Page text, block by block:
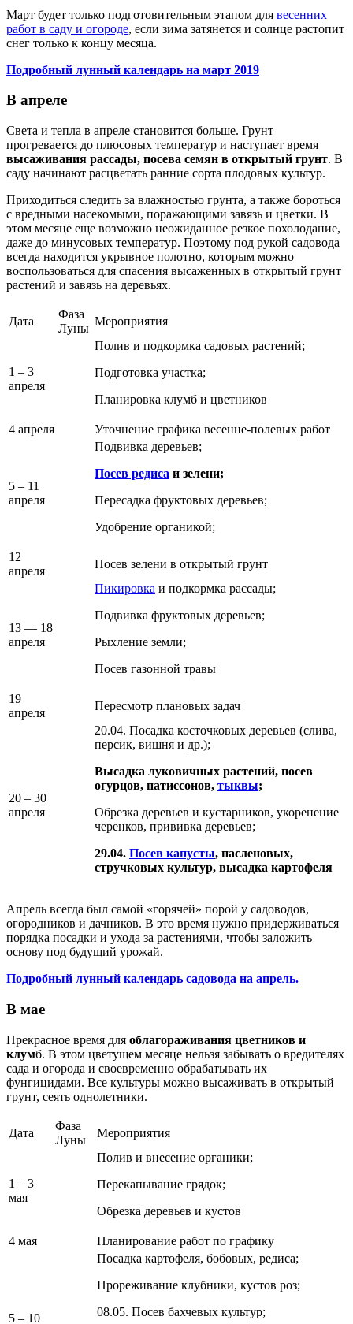
Март будет только подготовительным этапом для весенних
работ в саду и огороде, если зима затянется и солнце растопит
снег только к концу месяца.
Подробный лунный календарь на март 2019
В апреле
Света и тепла в апреле становится больше. Грунт
прогревается до плюсовых температур и наступает время
высаживания рассады, посева семян в открытый грунт. В
саду начинают расцветать ранние сорта плодовых культур.
Приходиться следить за влажностью грунта, а также бороться
с вредными насекомыми, поражающими завязь и цветки. В
этом месяце еще возможно неожиданное резкое похолодание,
даже до минусовых температур. Поэтому под рукой садовода
всегда находится укрывное полотно, которым можно
воспользоваться для спасения высаженных в открытый грунт
растений и завязь на деревьях.
Дата
Фаза
Луны
Мероприятия
1 – 3
апреля
Полив и подкормка садовых растений;
Подготовка участка;
Планировка клумб и цветников
4 апреля Уточнение графика весенне-полевых работ
5 – 11
апреля
Подвивка деревьев;
Посев редиса и зелени;
Пересадка фруктовых деревьев;
Удобрение органикой;
12
апреля
Посев зелени в открытый грунт
13 — 18
апреля
Пикировка и подкормка рассады;
Подвивка фруктовых деревьев;
Рыхление земли;
Посев газонной травы
19
апреля
Пересмотр плановых задач
20 – 30
апреля
20.04. Посадка косточковых деревьев (слива,
персик, вишня и др.);
Высадка луковичных растений, посев
огурцов, патиссонов, тыквы;
Обрезка деревьев и кустарников, укоренение
черенков, прививка деревьев;
29.04. Посев капусты, пасленовых,
стручковых культур, высадка картофеля
Апрель всегда был самой «горячей» порой у садоводов,
огородников и дачников. В это время нужно придерживаться
порядка посадки и ухода за растениями, чтобы заложить
основу под будущий урожай.
Подробный лунный календарь садовода на апрель.
В мае
Прекрасное время для облагораживания цветников и
клумб. В этом цветущем месяце нельзя забывать о вредителях
сада и огорода и своевременно обрабатывать их
фунгицидами. Все культуры можно высаживать в открытый
грунт, сеять однолетники.
Дата
Фаза
Луны
Мероприятия
1 – 3
мая
Полив и внесение органики;
Перекапывание грядок;
Обрезка деревьев и кустов
4 мая Планирование работ по графику
5 – 10
Посадка картофеля, бобовых, редиса;
Прореживание клубники, кустов роз;
08.05. Посев бахчевых культур;